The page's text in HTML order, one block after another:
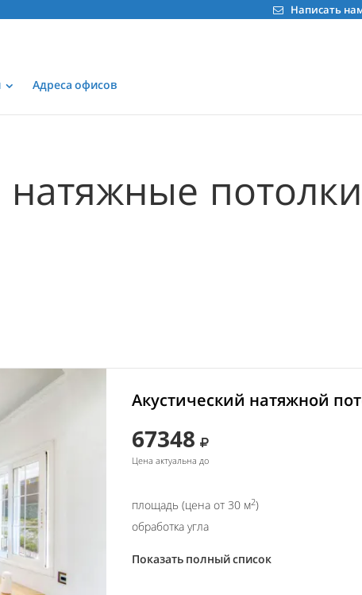
Написать
Адреса офисов
натяжные потолки
Акустический натяжной
67348
Цена актуальна до
площадь (цена от 30 м2)
обработка угла
Показать полный список